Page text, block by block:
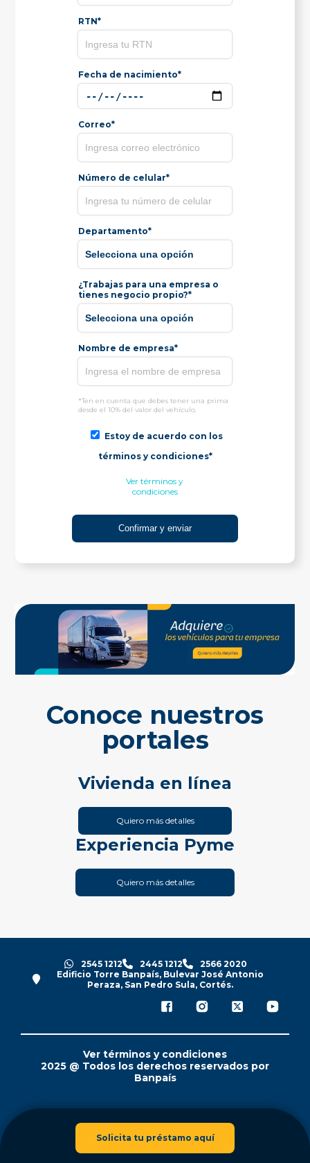
Solicita tu préstamo aquí
RTN*
Fecha de nacimiento*
Correo*
Número de celular*
Departamento*
¿Trabajas para una empresa o
tienes negocio propio?*
Nombre de empresa*
*Ten en cuenta que debes tener una prima
desde el 10% del valor del vehículo.
Estoy de acuerdo con los
términos y condiciones*
Ver términos y
condiciones
Conoce nuestros
portales
Vivienda en línea
Quiero más detalles
Experiencia Pyme
Quiero más detalles
2545 1212 2445 1212
2566 2020
Edificio Torre Banpaís, Bulevar José Antonio
Peraza, San Pedro Sula, Cortés.
Ver términos y condiciones
2025 @ Todos los derechos reservados por
Banpaís